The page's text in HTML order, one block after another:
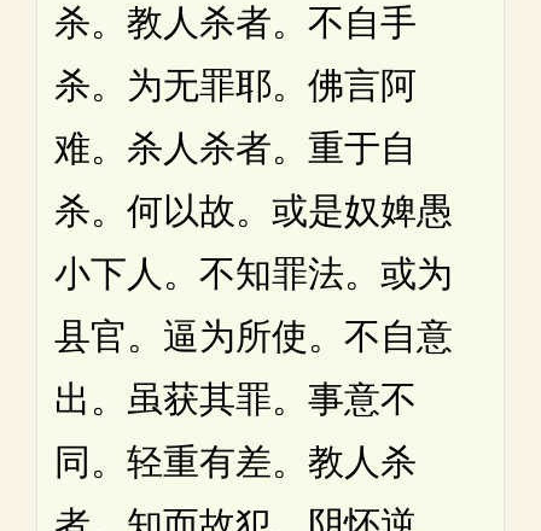
杀。教人杀者。不自手
杀。为无罪耶。佛言阿
难。杀人杀者。重于自
杀。何以故。或是奴婢愚
小下人。不知罪法。或为
县官。逼为所使。不自意
出。虽获其罪。事意不
同。轻重有差。教人杀